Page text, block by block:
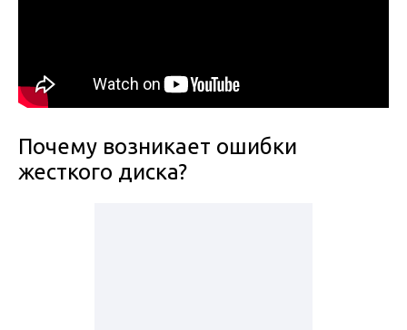
Почему возникает ошибки
жесткого диска?